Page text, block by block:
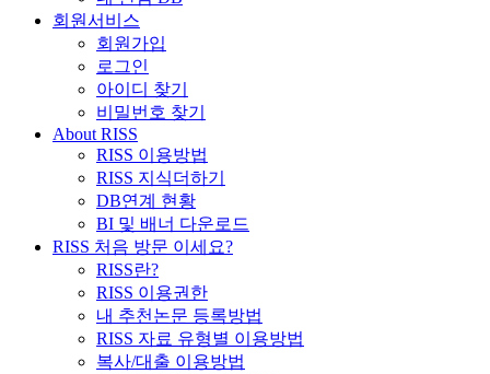
회원서비스
회원가입
로그인
아이디 찾기
비밀번호 찾기
About RISS
RISS 이용방법
RISS 지식더하기
DB연계 현황
BI 및 배너 다운로드
RISS 처음 방문 이세요?
RISS란?
RISS 이용권한
내 추천논문 등록방법
RISS 자료 유형별 이용방법
복사/대출 이용방법